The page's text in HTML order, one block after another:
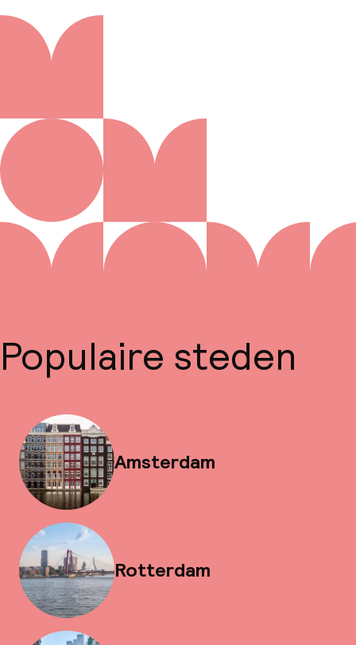
Populaire steden
Amsterdam
Rotterdam